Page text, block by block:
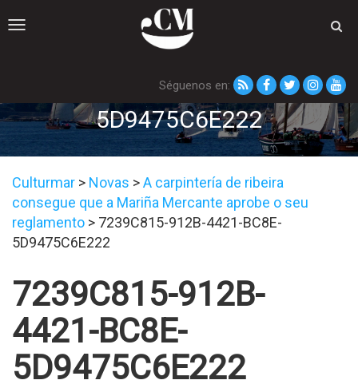
Toggle
Séguenos en:
7239C815-912B-4421-BC8E-
5D9475C6E222
Culturmar > Novas >A carpintería de ribeira
consegue que a Mariña Mercante aprobe o seu
reglamento > 7239C815-912B-4421-BC8E-
5D9475C6E222
7239C815-912B-
4421-BC8E-
5D9475C6E222